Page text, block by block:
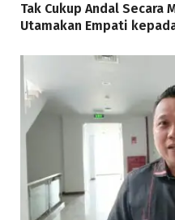
Tak Cukup Andal Secara
Utamakan Empati